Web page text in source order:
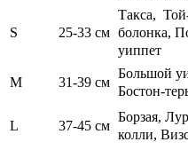
S 25-33 см
Такса,
болонка,
уиппет
М 31-39 см
Большой
Бостон-
L 37-45 см
Борзая,
колли,